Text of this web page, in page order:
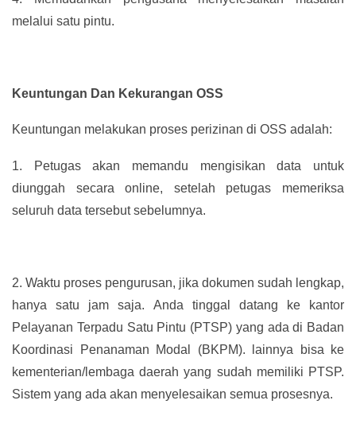
melalui satu pintu.
Keuntungan Dan Kekurangan OSS
Keuntungan melakukan proses perizinan di OSS adalah:
1.
Petugas akan memandu mengisikan data untuk
diunggah secara online, setelah petugas memeriksa
seluruh data tersebut sebelumnya.
2. Waktu proses pengurusan, jika dokumen sudah lengkap,
hanya satu jam saja. Anda tinggal datang ke kantor
Pelayanan Terpadu Satu Pintu (PTSP) yang ada di Badan
Koordinasi Penanaman Modal (BKPM). lainnya bisa ke
kementerian/lembaga daerah yang sudah memiliki PTSP.
Sistem yang ada akan menyelesaikan semua prosesnya.